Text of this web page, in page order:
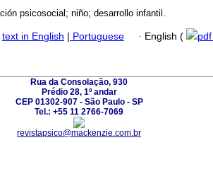
psicosocial; niño; desarrollo infantil.
text in English | Portuguese · English ( pdf
Rua da Consolação, 930
Prédio 28, 1º andar
CEP 01302-907 - São Paulo - SP
Tel.: +55 11 2766-7069
revistapsico@mackenzie.com.br